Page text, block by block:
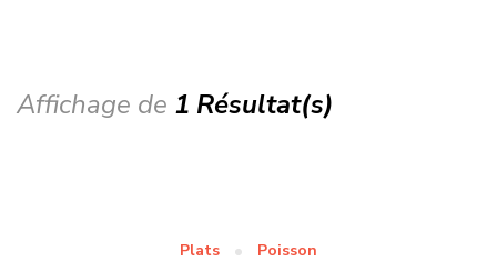
Affichage de 1 Résultat(s)
Plats Poisson